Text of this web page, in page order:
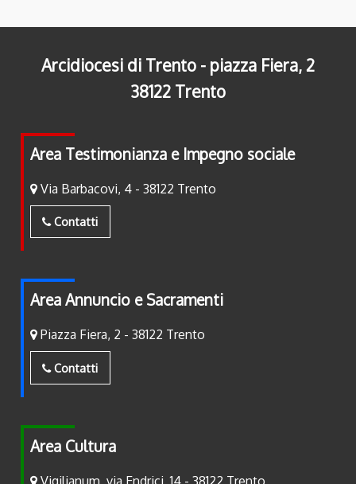
Arcidiocesi di Trento - piazza Fiera, 2
38122 Trento
Area Testimonianza e Impegno sociale
Via Barbacovi, 4 - 38122 Trento
Contatti
Area Annuncio e Sacramenti
Piazza Fiera, 2 - 38122 Trento
Contatti
Area Cultura
Vigilianum, via Endrici, 14 - 38122 Trento